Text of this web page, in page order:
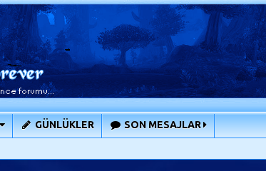
GÜNLÜKLER SON MESAJLAR